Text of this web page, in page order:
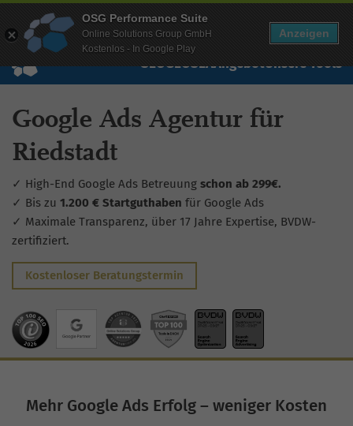
Wissen Free Checks Über uns Free Account
SEOGEOSEAAngebotUnsere Tools
Google Ads Agentur für
Riedstadt
✓ High-End Google Ads Betreuung schon ab 299€.
✓ Bis zu 1.200 € Startguthaben für Google Ads
✓ Maximale Transparenz, über 17 Jahre Expertise, BVDW-
zertifiziert.
Kostenloser Beratungstermin
Mehr Google Ads Erfolg – weniger Kosten
OSG Performance Suite
Online Solutions Group GmbH
Kostenlos - In Google Play
Anzeigen